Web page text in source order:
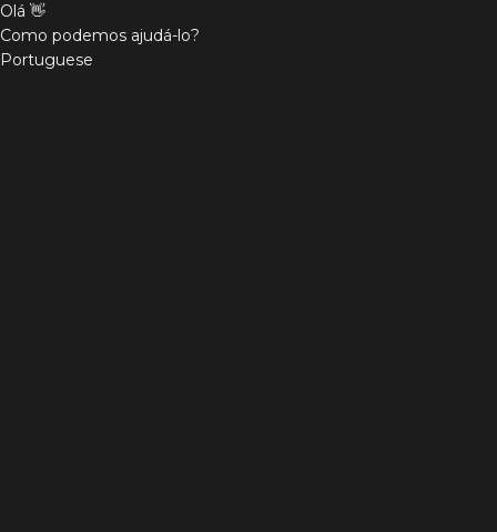
Olá 👋
Como podemos ajudá-lo?
Portuguese